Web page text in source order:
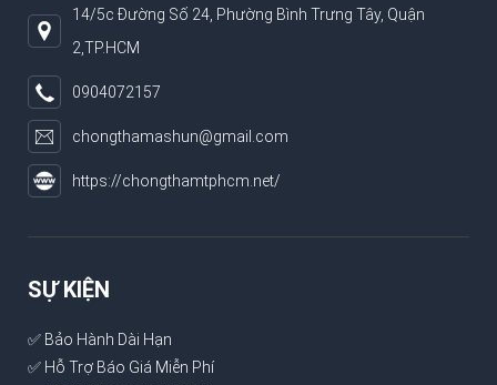
14/5c Đường Số 24, Phường Bình Trưng Tây, Quận
2,TP.HCM
0904072157
chongthamashun@gmail.com
https://chongthamtphcm.net/
SỰ KIỆN
✅ Bảo Hành Dài Hạn
✅ Hỗ Trợ Báo Giá Miễn Phí